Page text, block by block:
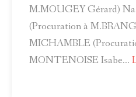
M.MOUGEY Gérard)
(Procuration à
MICHAMBLE
MONTENOISE Isabe…